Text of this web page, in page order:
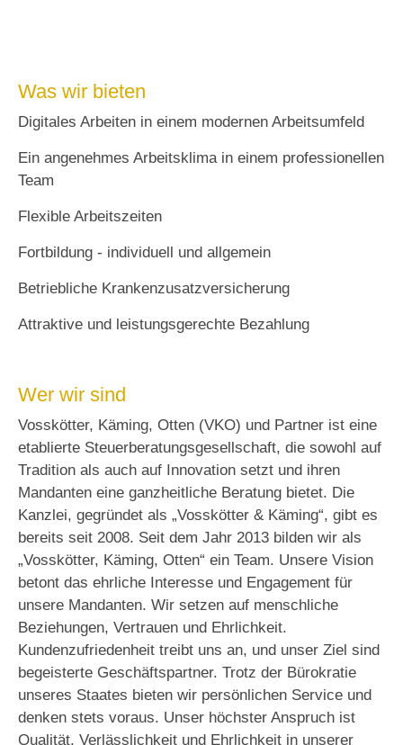
Was wir bieten
Digitales Arbeiten in einem modernen Arbeitsumfeld
Ein angenehmes Arbeitsklima in einem professionellen
Team
Flexible Arbeitszeiten
Fortbildung - individuell und allgemein
Betriebliche Krankenzusatzversicherung
Attraktive und leistungsgerechte Bezahlung
Wer wir sind
Vosskötter, Käming, Otten (VKO) und Partner ist eine
etablierte Steuerberatungsgesellschaft, die sowohl auf
Tradition als auch auf Innovation setzt und ihren
Mandanten eine ganzheitliche Beratung bietet. Die
Kanzlei, gegründet als „Vosskötter & Käming“, gibt es
bereits seit 2008. Seit dem Jahr 2013 bilden wir als
„Vosskötter, Käming, Otten“ ein Team. Unsere Vision
betont das ehrliche Interesse und Engagement für
unsere Mandanten. Wir setzen auf menschliche
Beziehungen, Vertrauen und Ehrlichkeit.
Kundenzufriedenheit treibt uns an, und unser Ziel sind
begeisterte Geschäftspartner. Trotz der Bürokratie
unseres Staates bieten wir persönlichen Service und
denken stets voraus. Unser höchster Anspruch ist
Qualität, Verlässlichkeit und Ehrlichkeit in unserer